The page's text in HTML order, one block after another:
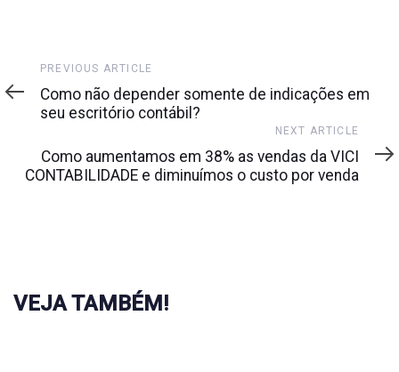
Previous
Article
PREVIOUS ARTICLE
Como não depender somente de indicações em
seu escritório contábil?
Article
NEXT ARTICLE
Como aumentamos em 38% as vendas da VICI
CONTABILIDADE e diminuímos o custo por venda
VEJA TAMBÉM!